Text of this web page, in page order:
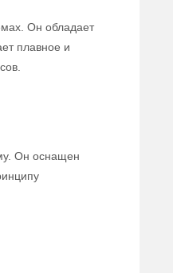
Он обладает
плавное и
Он оснащен